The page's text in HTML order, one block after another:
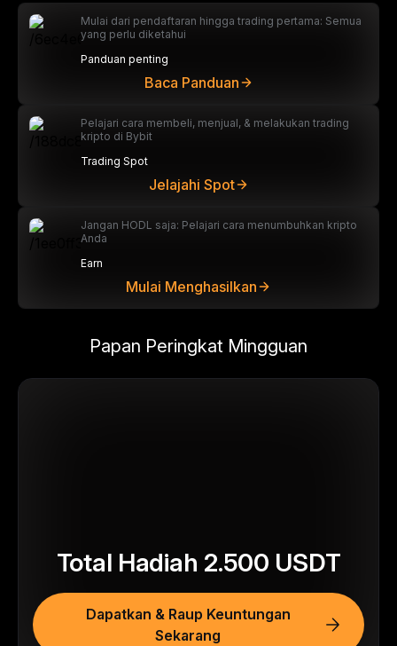
Mulai dari pendaftaran hingga trading pertama: Semua
yang perlu diketahui
Panduan penting
Baca Panduan
Pelajari cara membeli, menjual, & melakukan trading
kripto di Bybit
Trading Spot
Jelajahi Spot
Jangan HODL saja: Pelajari cara menumbuhkan kripto
Anda
Earn
Mulai Menghasilkan
Papan Peringkat Mingguan
Total Hadiah 2.500 USDT
Dapatkan & Raup Keuntungan
Sekarang